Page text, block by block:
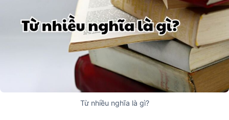
Từ nhiều nghĩa là gì?